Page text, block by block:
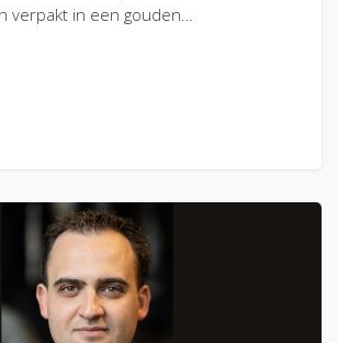
verpakt in een gouden…